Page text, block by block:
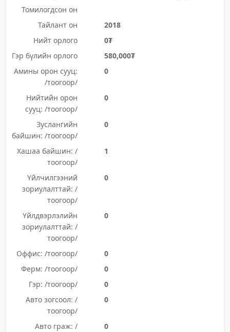
Томилогдсон он
Тайлант он
2018
Нийт орлого
0₮
Гэр бүлийн орлого
580,000₮
Амины орон сууц:
/тоогоор/
0
Нийтийн орон
сууц: /тоогоор/
0
Зуслангийн
байшин: /тоогоор/
0
Хашаа байшин: /
тоогоор/
1
Үйлчилгээний
зориулалттай: /
тоогоор/
0
Үйлдвэрлэлийн
зориулалттай: /
тоогоор/
0
Оффис: /тоогоор/
0
Ферм: /тоогоор/
0
Гэр: /тоогоор/
0
Авто зогсоол: /
тоогоор/
0
Авто граж: /
0